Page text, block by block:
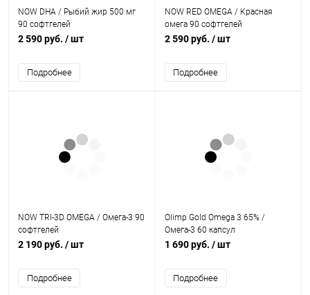
NOW DHA / Рыбий жир 500 мг
90 софтгелей
2 590 руб. / шт
Подробнее
NOW RED OMEGA / Красная
омега 90 софтгелей
2 590 руб. / шт
Подробнее
NOW TRI-3D OMEGA / Омега-3 90
софтгелей
2 190 руб. / шт
Подробнее
Olimp Gold Omega 3 65% /
Омега-3 60 капсул
1 690 руб. / шт
Подробнее